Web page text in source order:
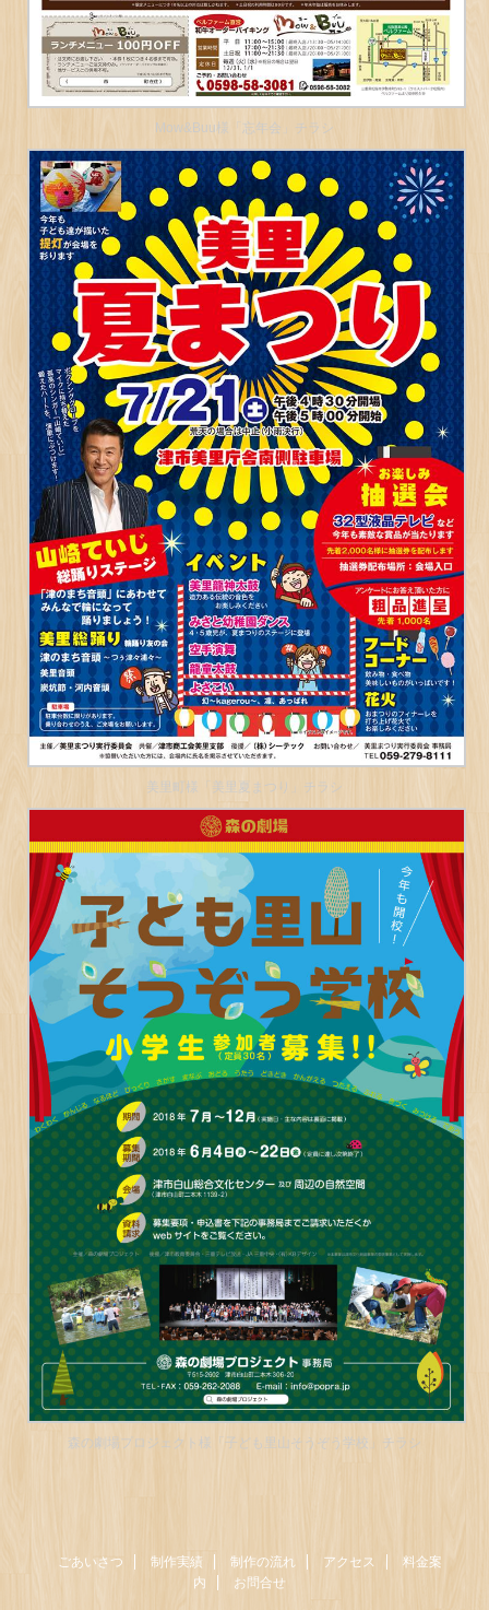
Mow&Buu様「忘年会」チラシ
美里町様「美里夏まつり」チラシ
森の劇場プロジェクト様「子ども里山そうぞう学校」チラシ
ごあいさつ 制作実績 制作の流れ アクセス
料金案
内
お問合せ